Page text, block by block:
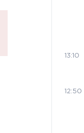
13:10
12:50